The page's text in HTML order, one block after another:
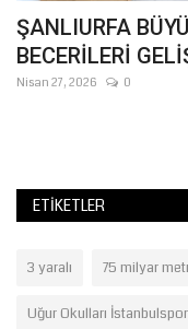
ŞANLIURFA
BECERİLERİ
Nisan 27, 2026 0
ETIKETLER
3 yaralı 75 milyar
Uğur Okulları İstanbulspor